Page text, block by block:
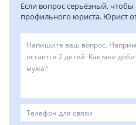
Если вопрос серьёзный, чтобы
профильного юриста. Юрист